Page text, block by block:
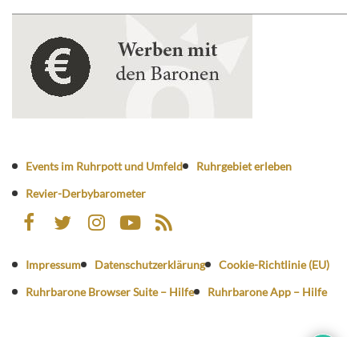
Events im Ruhrpott und Umfeld
Ruhrgebiet erleben
Revier-Derbybarometer
Impressum Datenschutzerklärung
Cookie-Richtlinie (EU)
Ruhrbarone Browser Suite – Hilfe
Ruhrbarone App – Hilfe